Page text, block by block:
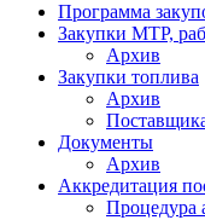
Программа
Закупки МТР,
Архив
Закупки топлива
Архив
Документы
Архив
Аккредитация
Процедура